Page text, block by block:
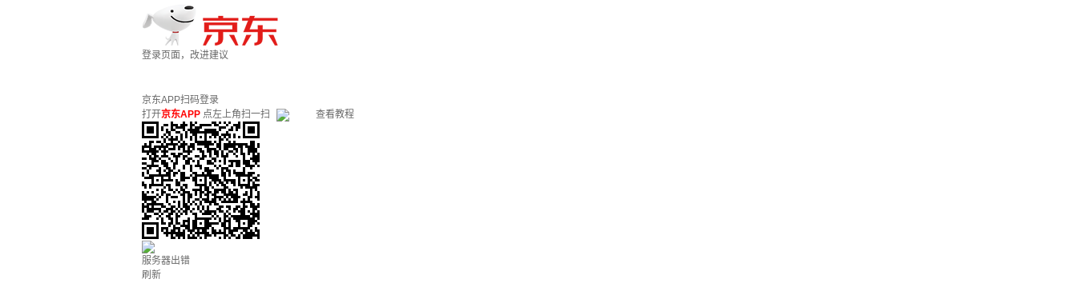
登录页面，改进建议
京东APP扫码登录
打开京东APP 点左上角扫一扫 查看教程
服务器出错
刷新